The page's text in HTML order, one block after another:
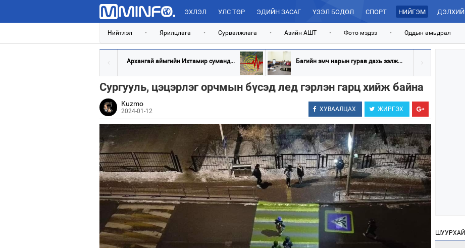
ЭХЛЭЛ УЛС ТӨР ЭДИЙН ЗАСАГ ҮЗЭЛ БОДОЛ СПОРТ НИЙГЭМ ДЭЛХИЙ
Нийтлэл • Ярилцлага • Сурвалжлага • Азийн АШТ • Фото мэдээ • Оддын амьдрал
Архангай аймгийн Ихтамир суманд... Багийн эмч нарын гурав дахь ээлж...
Сургууль, цэцэрлэг орчмын бүсэд лед гэрлэн гарц хийж байна
Kuzmo
2024-01-12 ХУВААЛЦАХ ЖИРГЭХ
ШУУРХАЙ